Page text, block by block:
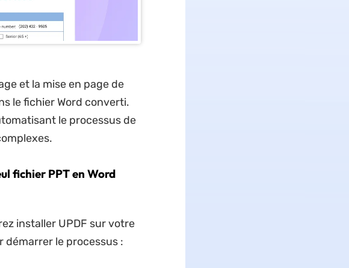
et la mise en page de
le fichier Word converti.
le processus de
fichier PPT en Word
installer UPDF sur votre
démarrer le processus :